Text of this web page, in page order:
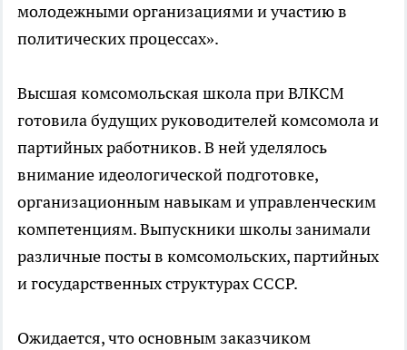
молодежными организациями и участию в
политических процессах».
Высшая комсомольская школа при ВЛКСМ
готовила будущих руководителей комсомола и
партийных работников. В ней уделялось
внимание идеологической подготовке,
организационным навыкам и управленческим
компетенциям. Выпускники школы занимали
различные посты в комсомольских, партийных
и государственных структурах СССР.
Ожидается, что основным заказчиком